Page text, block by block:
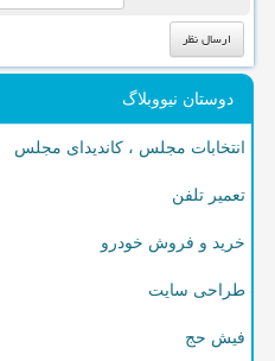
دوستان نیووبلاگ
انتخابات مجلس ، کاندیدای مجلس
تعمیر تلفن
خرید و فروش خودرو
طراحی سایت
فیش حج